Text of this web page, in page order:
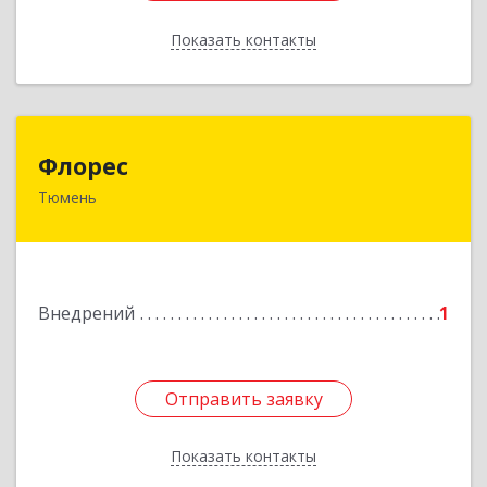
Показать контакты
Назад
Флорес
Тюмень
Внедрений 1
Отправить заявку
Показать контакты
Отправить заявку
Назад